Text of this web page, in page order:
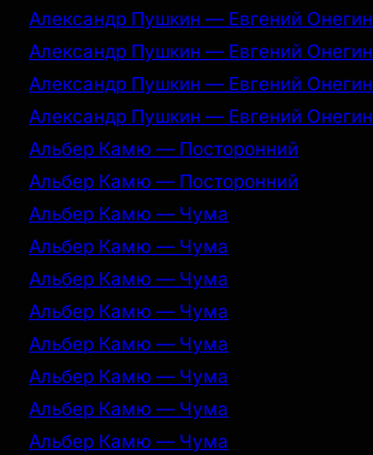
Александр Пушкин — Евгений Онегин
Александр Пушкин — Евгений Онегин
Александр Пушкин — Евгений Онегин
Александр Пушкин — Евгений Онегин
Альбер Камю — Посторонний
Альбер Камю — Посторонний
Альбер Камю — Чума
Альбер Камю — Чума
Альбер Камю — Чума
Альбер Камю — Чума
Альбер Камю — Чума
Альбер Камю — Чума
Альбер Камю — Чума
Альбер Камю — Чума